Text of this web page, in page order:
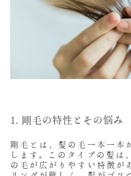
1. 剛毛の特性とその悩み
剛毛とは、髪の毛一本一本
します。このタイプの髪は
の毛が広がりやすい特徴が